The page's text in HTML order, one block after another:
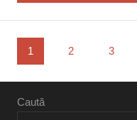
Paginație
articole
1 2 3
Caută